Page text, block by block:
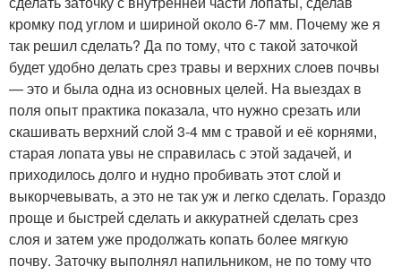
кромку под углом и шириной около 6-7 мм. Почему же я
так решил сделать? Да по тому, что с такой заточкой
будет удобно делать срез травы и верхних слоев почвы
— это и была одна из основных целей. На выездах в
поля опыт практика показала, что нужно срезать или
скашивать верхний слой 3-4 мм с травой и её корнями,
старая лопата увы не справилась с этой задачей, и
приходилось долго и нудно пробивать этот слой и
выкорчевывать, а это не так уж и легко сделать. Гораздо
проще и быстрей сделать и аккуратней сделать срез
слоя и затем уже продолжать копать более мягкую
почву. Заточку выполнял напильником, не по тому что